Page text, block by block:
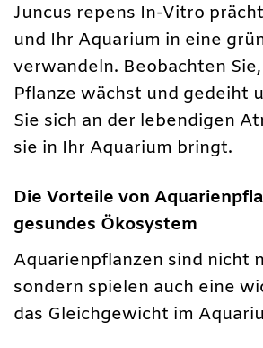
Juncus repens In-Vitro
und Ihr Aquarium in eine
verwandeln. Beobachten
Pflanze wächst und gedeiht
Sie sich an der lebendigen
sie in Ihr Aquarium bringt.
Die Vorteile von
gesundes Ökosystem
Aquarienpflanzen sind nicht
sondern spielen auch eine
das Gleichgewicht im